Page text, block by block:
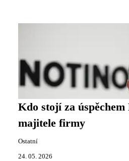
Kdo stojí za
majitele firmy
Ostatní
24. 05. 2026